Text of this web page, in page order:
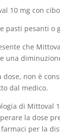
10 mg con
pasti pesanti o
che
una
non è
dal medico.
di Mittoval
la dose
per la